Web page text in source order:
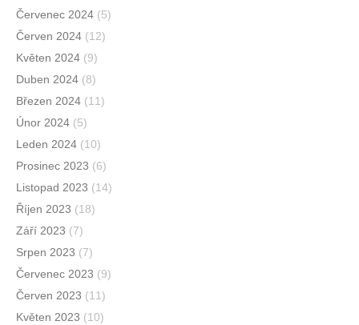
Červenec 2024 (5)
Červen 2024 (12)
Květen 2024 (9)
Duben 2024 (8)
Březen 2024 (11)
Únor 2024 (5)
Leden 2024 (10)
Prosinec 2023 (6)
Listopad 2023 (14)
Říjen 2023 (18)
Září 2023 (7)
Srpen 2023 (7)
Červenec 2023 (9)
Červen 2023 (11)
Květen 2023 (10)